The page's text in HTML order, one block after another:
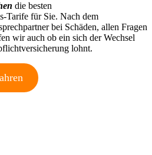
die besten
Tarife für Sie. Nach dem
bei Schäden, allen Fragen
wir auch ob ein sich der Wechsel
lohnt.